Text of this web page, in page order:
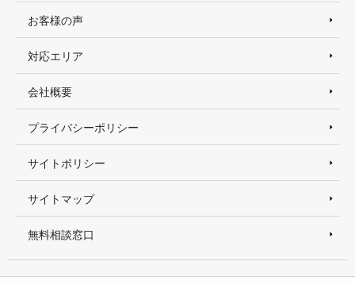
お客様の声
対応エリア
会社概要
プライバシーポリシー
サイトポリシー
サイトマップ
無料相談窓口